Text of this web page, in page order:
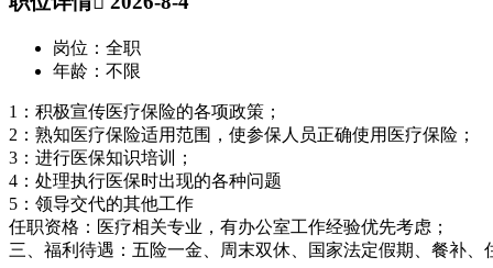
岗位：全职
年龄：不限
1：积极宣传医疗保险的各项政策；
2：熟知医疗保险适用范围，使参保人员正确使用医疗保险；
3：进行医保知识培训；
4：处理执行医保时出现的各种问题
5：领导交代的其他工作
任职资格：医疗相关专业，有办公室工作经验优先考虑；
三、福利待遇：五险一金、周末双休、国家法定假期、餐补、